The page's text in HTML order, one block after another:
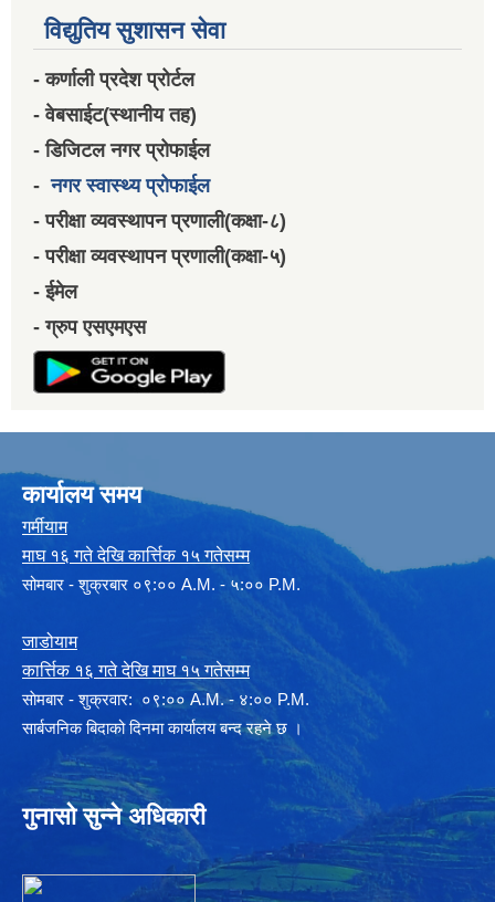
विद्युतिय सुशासन सेवा
- कर्णाली प्रदेश प्रोर्टल
- वेबसाईट(स्थानीय तह)
- डिजिटल नगर प्रोफाईल
-नगर स्वास्थ्य प्रोफाईल
- परीक्षा व्यवस्थापन प्रणाली(कक्षा-८)
- परीक्षा व्यवस्थापन प्रणाली(कक्षा-५)
- ईमेल
- ग्रुप एसएमएस
कार्यालय समय
गर्मीयाम
माघ १६ गते देखि कार्त्तिक १५ गतेसम्म
सोमबार - शुक्रबार ०९:०० A.M. - ५:०० P.M.
जाडोयाम
कार्त्तिक १६ गते देखि माघ १५ गतेसम्म
साेमबार - शुक्रवार: ०९:०० A.M. - ४:०० P.M.
सार्बजनिक बिदाको दिनमा कार्यालय बन्द रहने छ ।
गुनासो सुन्ने अधिकारी